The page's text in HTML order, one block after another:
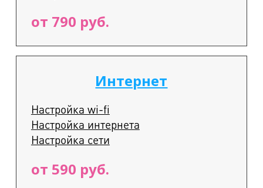
от 790 руб.
Интернет
Настройка wi-fi
Настройка интернета
Настройка сети
от 590 руб.